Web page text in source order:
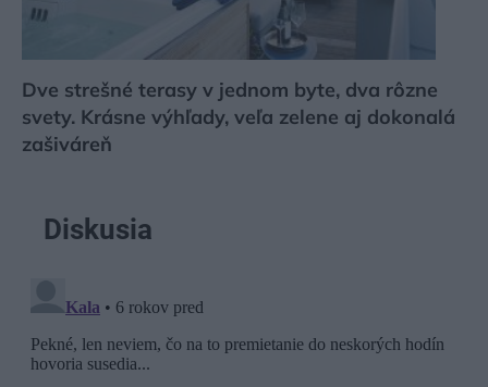
Dve strešné terasy v jednom byte, dva rôzne
svety. Krásne výhľady, veľa zelene aj dokonalá
zašiváreň
Diskusia